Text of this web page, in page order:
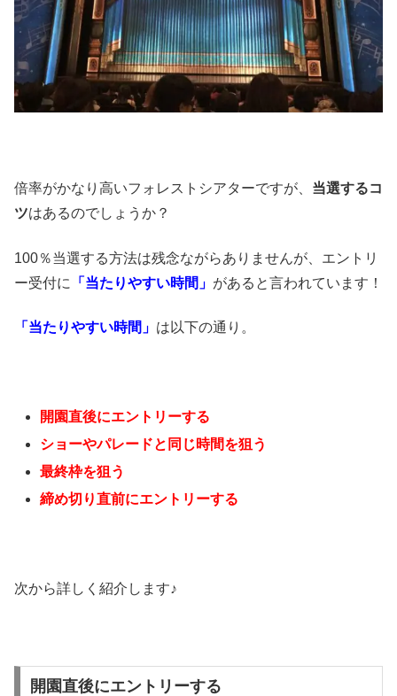
倍率がかなり高いフォレストシアターですが、 当選するコ
ツはあるのでしょうか？
100％当選する方法は残念ながらありませんが、エントリ
ー受付に
「当たりやすい時間」 があると言われています！
「当たりやすい時間」 は以下の通り。
開園直後にエントリーする
ショーやパレードと同じ時間を狙う
最終枠を狙う
締め切り直前にエントリーする
次から詳しく紹介します♪
開園直後にエントリーする